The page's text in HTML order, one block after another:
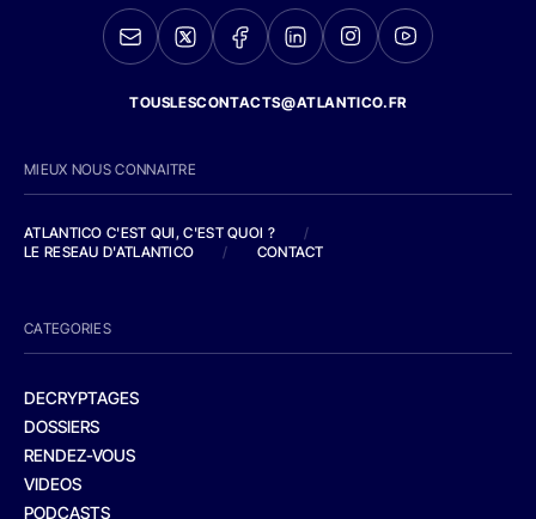
TOUSLESCONTACTS@ATLANTICO.FR
MIEUX NOUS CONNAITRE
ATLANTICO C'EST QUI, C'EST QUOI ?
/
LE RESEAU D'ATLANTICO
/ CONTACT
CATEGORIES
DECRYPTAGES
DOSSIERS
RENDEZ-VOUS
VIDEOS
PODCASTS